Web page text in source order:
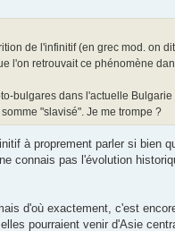
de l'infinitif (en grec mod. on
l'on retrouvait ce phénomène
bulgares dans l'actuelle
"slavisé". Je me trompe ?
à proprement parler si bien
connais pas l'évolution
d'où exactement, c'est
pourraient venir d'Asie